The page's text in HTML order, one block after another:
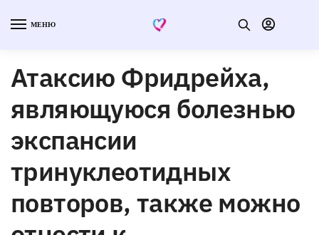
МЕНЮ
Атаксию Фридрейха,
являющуюся болезнью
экспансии
тринуклеотидных
повторов, также можно